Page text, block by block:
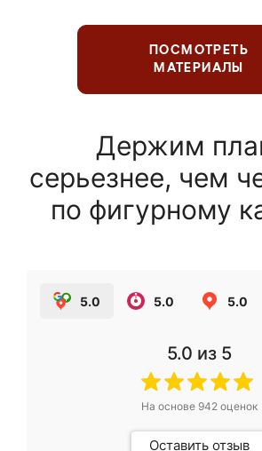
ПОСМОТРЕТЬ
МАТЕРИАЛЫ
Держим
серьезнее, чем
по фигурному
5.0 5.0 5.0
5.0 из 5
На основе 942оценок
Оставить отзыв